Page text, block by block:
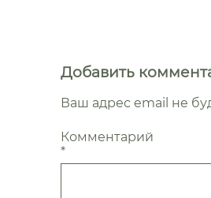
Добавить
Ваш адрес email не
Комментарий
*